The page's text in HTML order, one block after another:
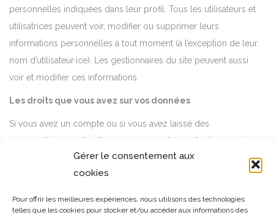
Gérer le consentement aux
cookies
Pour offrir les meilleures expériences, nous utilisons des technologies
telles que les cookies pour stocker et/ou accéder aux informations des
personnelles indiquées dans leur profil. Tous les utilisateurs et
utilisatrices peuvent voir, modifier ou supprimer leurs
informations personnelles à tout moment (à l’exception de leur
nom d’utilisateur·ice). Les gestionnaires du site peuvent aussi
voir et modifier ces informations.
Les droits que vous avez sur vos données
Si vous avez un compte ou si vous avez laissé des
commentaires sur le site, vous pouvez demander à recevoir un
fichier contenant toutes les données personnelles que nous
possédons à votre sujet, incluant celles que vous nous avez
données personnelles vous concernant. Cela ne prend pas en